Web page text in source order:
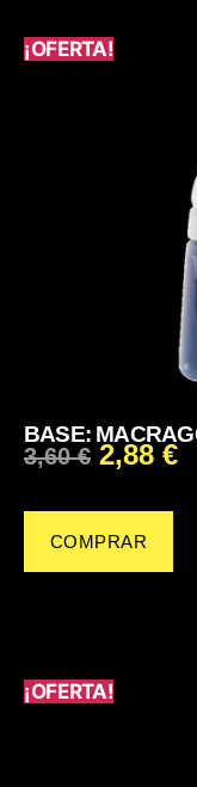
¡OFERTA!
BASE:
3,60€ 2,88 €
COMPRAR
¡OFERTA!